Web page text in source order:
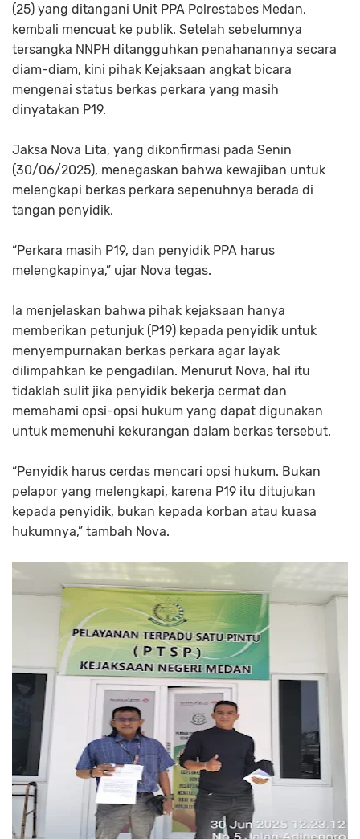
(25) yang ditangani Unit PPA Polrestabes Medan,
kembali mencuat ke publik. Setelah sebelumnya
tersangka NNPH ditangguhkan penahanannya secara
diam-diam, kini pihak Kejaksaan angkat bicara
mengenai status berkas perkara yang masih
dinyatakan P19.
Jaksa Nova Lita, yang dikonfirmasi pada Senin
(30/06/2025), menegaskan bahwa kewajiban untuk
melengkapi berkas perkara sepenuhnya berada di
tangan penyidik.
“Perkara masih P19, dan penyidik PPA harus
melengkapinya,” ujar Nova tegas.
Ia menjelaskan bahwa pihak kejaksaan hanya
memberikan petunjuk (P19) kepada penyidik untuk
menyempurnakan berkas perkara agar layak
dilimpahkan ke pengadilan. Menurut Nova, hal itu
tidaklah sulit jika penyidik bekerja cermat dan
memahami opsi-opsi hukum yang dapat digunakan
untuk memenuhi kekurangan dalam berkas tersebut.
“Penyidik harus cerdas mencari opsi hukum. Bukan
pelapor yang melengkapi, karena P19 itu ditujukan
kepada penyidik, bukan kepada korban atau kuasa
hukumnya,” tambah Nova.